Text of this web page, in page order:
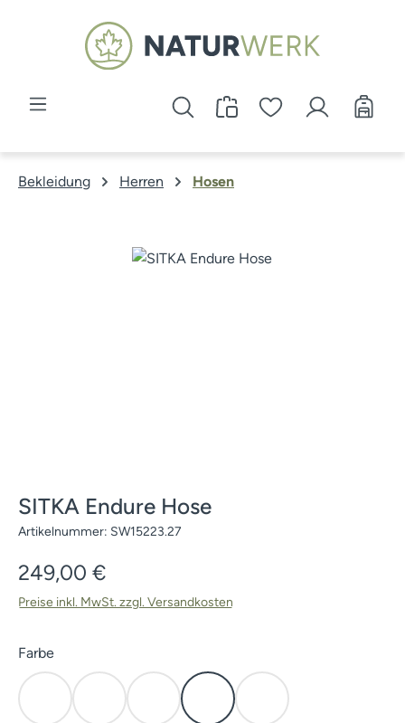
Zum Hauptinhalt springen
Bekleidung Herren Hosen
Bildergalerie überspringen
SITKA Endure Hose
Artikelnummer: SW15223.27
Regulärer Preis:
249,00 €
Preise inkl. MwSt. zzgl. Versandkosten
Farbeauswählen
Cattail Brown
Cover Elevated II Olive GreenSubalpine